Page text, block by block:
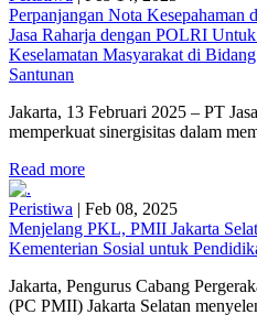
Perpanjangan Nota Kesepahaman
Jasa Raharja dengan POLRI
Keselamatan Masyarakat di
Santunan
Jakarta, 13 Februari 2025 – PT
memperkuat sinergisitas dalam
Read more
Peristiwa | Feb 08, 2025
Menjelang PKL, PMII Jakarta
Kementerian Sosial untuk
Jakarta, Pengurus Cabang
(PC PMII) Jakarta Selatan